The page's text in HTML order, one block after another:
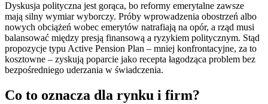
Dyskusja polityczna jest gorąca, bo reformy emerytalne zawsze
mają silny wymiar wyborczy. Próby wprowadzenia obostrzeń albo
nowych obciążeń wobec emerytów natrafiają na opór, a rząd musi
balansować między presją finansową a ryzykiem politycznym. Stąd
propozycje typu Active Pension Plan – mniej konfrontacyjne, za to
kosztowne – zyskują poparcie jako recepta łagodząca problem bez
bezpośredniego uderzania w świadczenia.
Co to oznacza dla rynku i firm?